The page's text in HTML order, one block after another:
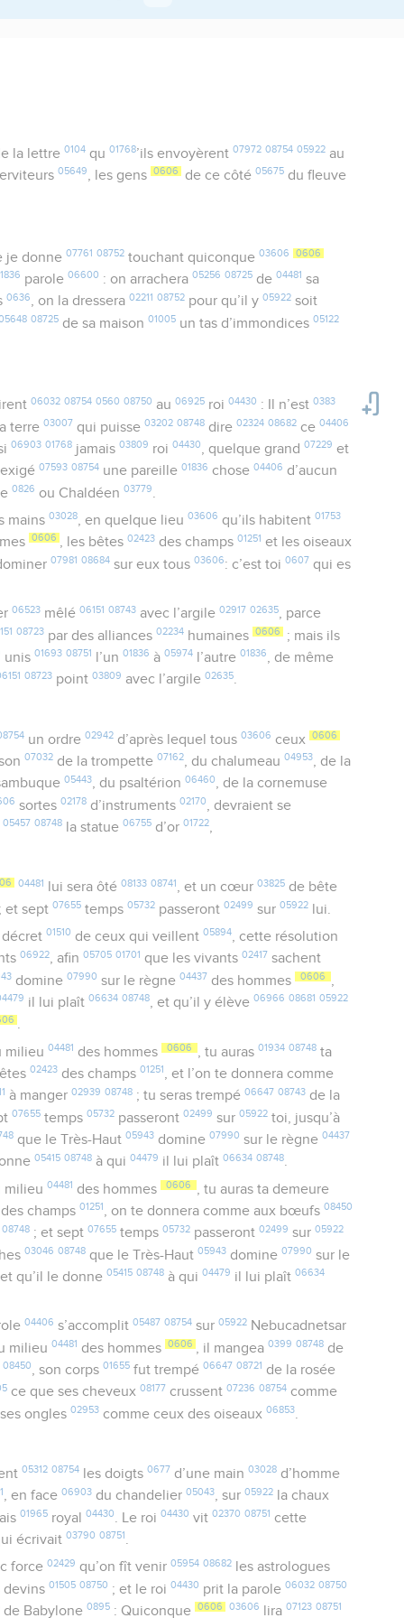
la lettre 0104qu 01768’ils envoyèrent 07972 08754 05922au
05649, les gens 0606 de ce côté05675 du fleuve
je donne 07761 08752touchant quiconque 03606 0606
parole06600 : on arrachera05256 08725 de04481 sa
0636, on la dressera02211 08752 pour qu’il y05922 soit
08725 de sa maison01005 un tas d’immondices05122
06032 08754 0560 08750 au 06925roi 04430 : Il n’est 0383
la terre03007 qui puisse03202 08748 dire02324 08682 ce04406
06903 01768 jamais03809 roi04430, quelque grand07229 et
exigé07593 08754 une pareille01836 chose04406 d’aucun
0826 ou Chaldéen03779
mains 03028, en quelque lieu 03606 qu’ils habitent 01753
0606 , les bêtes02423 des champs01251 et les oiseaux
07981 08684 sur eux tous03606: c’est toi0607 qui es
06523mêlé 06151 08743avec l’argile 02917 02635, parce
08723 par des alliances02234 humaines 0606
; mais ils
unis01693 08751 l’un01836 à05974 l’autre01836, de même
08723 point03809 avec l’argile02635.
un ordre 02942d’après lequel tous 03606 ceux 0606
07032 de la trompette07162, du chalumeau04953, de la
05443, du psaltérion06460, de la cornemuse
sortes02178 d’instruments02170
, devraient se
05457 08748 la statue06755 d’or01722,
04481 lui sera ôté 08133 08741, et un cœur 03825de bête
; et sept07655 temps05732 passeront02499 sur05922 lui.
01510 de ceux qui veillent 05894, cette résolution
06922, afin05705 01701 que les vivants02417 sachent
domine07990 sur le règne04437 des hommes 0606
il lui plaît06634 08748, et qu’il y élève06966 08681 05922
.
milieu 04481 des hommes 0606 , tu auras 01934 08748ta
02423 des champs01251 , et l’on te donnera comme
à manger02939 08748 ; tu seras trempé06647 08743 de la
07655 temps05732 passeront02499 sur05922 toi, jusqu’à
que le Très-Haut05943 domine07990 sur le règne04437
05415 08748 à qui04479 il lui plaît06634 08748.
milieu 04481 des hommes 0606 , tu auras ta demeure
des champs01251 , on te donnera comme aux bœufs08450
08748 ; et sept07655 temps05732 passeront02499 sur05922
03046 08748 que le Très-Haut05943 domine07990 sur le
et qu’il le donne05415 08748 à qui04479 il lui plaît06634
04406 s’accomplit 05487 08754sur 05922Nebucadnetsar
milieu04481 des hommes 0606 , il mangea0399 08748 de
08450, son corps01655 fut trempé06647 08721 de la rosée
ce que ses cheveux08177 crussent07236 08754 comme
ses ongles02953 comme ceux des oiseaux06853
05312 08754les doigts 0677 d’une main 03028d’homme
, en face06903 du chandelier05043, sur05922 la chaux
01965 royal04430 . Le roi04430 vit02370 08751
cette
écrivait03790 08751 .
force 02429 qu’on fît venir 05954 08682les astrologues
devins01505 08750 ; et le roi04430 prit la parole06032 08750
de Babylone0895 : Quiconque 0606 03606 lira07123 08751